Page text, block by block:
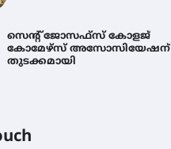
സെന്റ് ജോസഫ്സ് കോളജ്
കോമേഴ്‌സ് അസോസിയേഷന്
തുടക്കമായി